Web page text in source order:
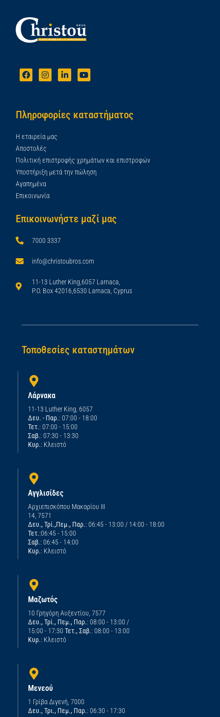
Πληροφορίες καταστήματος
Η εταιρεία μας
Αποστολές
Πολιτική επιστροφής χρημάτων και επιστροφών
Υποστήριξη μετά την πώληση
Αγαπημένα
Επικοινωνία
Επικοινωνήστε μαζί μας
7000 3337
info@christoubros.com
11-13 Luther King,6057 Larnaca,
P.O. Box 42016,6530 Larnaca, Cyprus
Τοποθεσίες καταστημάτων
Λάρνακα
11-13 Luther King, 6057
Δευ. - Παρ.: 07:00 - 18:00
Τετ.: 07:00 - 15:00
Σαβ.: 07:30 - 13:30
Κυρ.: Κλειστό
Αγγλισίδες
Αρχιεπισκόπου Μακαρίου ΙΙΙ
14, 7571
Δευ., Τρί.,Πεμ., Παρ.: 06:45 - 13:00 / 14:00 - 18:00
Τετ.:06:45 - 15:00
Σαβ.: 06:45 - 14:00
Κυρ.: Κλειστό
Μαζωτός
10 Γρηγόρη Αυξεντίου, 7577
Δευ., Τρί., Πεμ., Παρ.: 08:00 - 13:00 /
15:00 - 17:30 Τετ., Σαβ.: 08:00 - 13:00
Κυρ.: Κλειστό
Μενεού
1 Γρίβα Διγενή, 7000
Δευ., Τρι., Πεμ., Παρ.: 06:30 - 17:30